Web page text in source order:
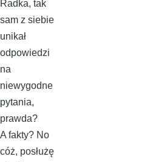
Radka, tak
sam z siebie
unikał
odpowiedzi
na
niewygodne
pytania,
prawda?
A fakty? No
cóż, posłużę